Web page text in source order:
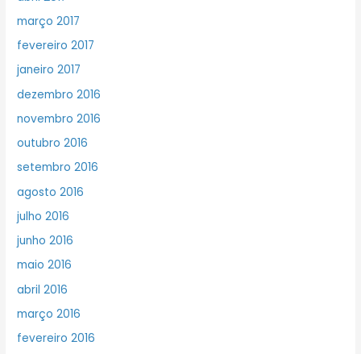
março 2017
fevereiro 2017
janeiro 2017
dezembro 2016
novembro 2016
outubro 2016
setembro 2016
agosto 2016
julho 2016
junho 2016
maio 2016
abril 2016
março 2016
fevereiro 2016